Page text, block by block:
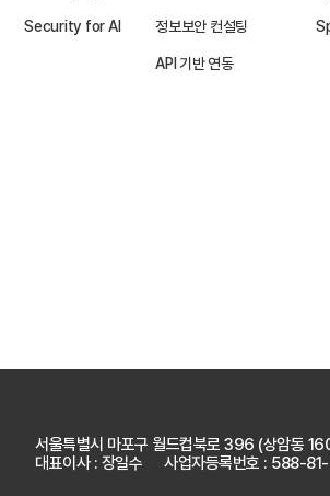
Security for AI 정보보안 컨설팅
API 기반 연동
서울특별시 마포구 월드컵북로 396 (상암동
대표이사 : 장일수
사업자등록번호 : 588-